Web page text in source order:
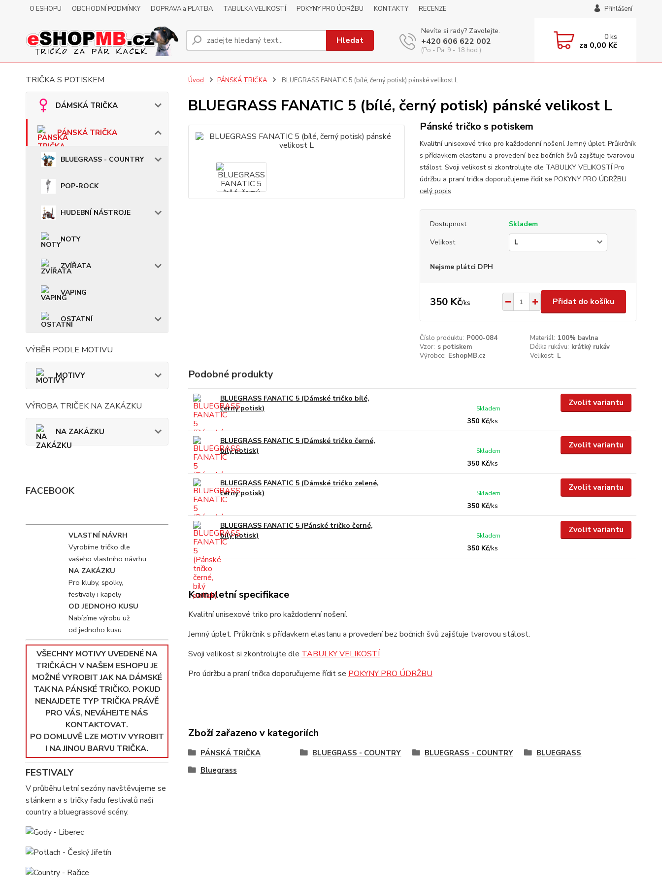
O ESHOPU OBCHODNÍ PODMÍNKY DOPRAVA a PLATBA TABULKA VELIKOSTÍ POKYNY PRO ÚDRŽBU KONTAKTY RECENZE Přihlášení
Hledat
Nevíte si rady? Zavolejte.
+420 606 622 002
(Po - Pá, 9 - 18 hod.)
0ks
za 0,00 Kč
TRIČKA S POTISKEM
DÁMSKÁ TRIČKA
PÁNSKÁ TRIČKA
BLUEGRASS - COUNTRY
POP-ROCK
HUDEBNÍ NÁSTROJE
NOTY
ZVÍŘATA
VAPING
OSTATNÍ
VÝBĚR PODLE MOTIVU
MOTIVY
VÝROBA TRIČEK NA ZAKÁZKU
NA ZAKÁZKU
FACEBOOK
VLASTNÍ NÁVRH
Vyrobíme tričko dle
vašeho vlastního návrhu
NA ZAKÁZKU
Pro kluby, spolky,
festivaly i kapely
OD JEDNOHO KUSU
Nabízíme výrobu už
od jednoho kusu
VŠECHNY MOTIVY UVEDENÉ NA
TRIČKÁCH V NAŠEM ESHOPU JE
MOŽNÉ VYROBIT JAK NA DÁMSKÉ
TAK NA PÁNSKÉ TRIČKO. POKUD
NENAJDETE TYP TRIČKA PRÁVĚ
PRO VÁS, NEVÁHEJTE NÁS
KONTAKTOVAT.
PO DOMLUVĚ LZE MOTIV VYROBIT
I NA JINOU BARVU TRIČKA.
FESTIVALY
V průběhu letní sezóny navštěvujeme se
stánkem a s tričky řadu festivalů naší
country a bluegrassové scény.
Úvod PÁNSKÁ TRIČKA BLUEGRASS FANATIC 5 (bílé, černý potisk) pánské velikost L
BLUEGRASS FANATIC 5 (bílé, černý potisk) pánské velikost L
Pánské tričko s potiskem
Kvalitní unisexové triko pro každodenní nošení. Jemný úplet. Průkrčník
s přídavkem elastanu a provedení bez bočních švů zajišťuje tvarovou
stálost. Svoji velikost si zkontrolujte dle TABULKY VELIKOSTÍ Pro
údržbu a praní trička doporučujeme řídit se POKYNY PRO ÚDRŽBU
celý popis
Dostupnost
Skladem
Velikost
Nejsme plátci DPH
350 Kč/ks Přidat do košíku
Číslo produktu: P000-084 Materiál: 100% bavlna
Vzor: s potiskem Délka rukávu: krátký rukáv
Výrobce: EshopMB.cz Velikost: L
Podobné produkty
BLUEGRASS FANATIC 5 (Dámské tričko bílé,
černý potisk)
350 Kč/ks
Skladem
Zvolit variantu
BLUEGRASS FANATIC 5 (Dámské tričko černé,
bílý potisk)
350 Kč/ks
Skladem
Zvolit variantu
BLUEGRASS FANATIC 5 (Dámské tričko zelené,
černý potisk)
350 Kč/ks
Skladem
Zvolit variantu
BLUEGRASS FANATIC 5 (Pánské tričko černé,
bílý potisk)
350 Kč/ks
Skladem
Zvolit variantu
Kompletní specifikace
Kvalitní unisexové triko pro každodenní nošení.
Jemný úplet. Průkrčník s přídavkem elastanu a provedení bez bočních švů zajišťuje tvarovou stálost.
Svoji velikost si zkontrolujte dle TABULKY VELIKOSTÍ
Pro údržbu a praní trička doporučujeme řídit se POKYNY PRO ÚDRŽBU
Zboží zařazeno v kategoriích
PÁNSKÁ TRIČKA BLUEGRASS - COUNTRY BLUEGRASS - COUNTRY
BLUEGRASS
Bluegrass